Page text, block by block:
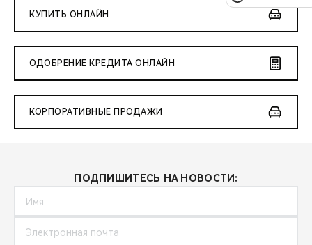
КУПИТЬ ОНЛАЙН
ОДОБРЕНИЕ КРЕДИТА ОНЛАЙН
КОРПОРАТИВНЫЕ ПРОДАЖИ
ПОДПИШИТЕСЬ НА НОВОСТИ: